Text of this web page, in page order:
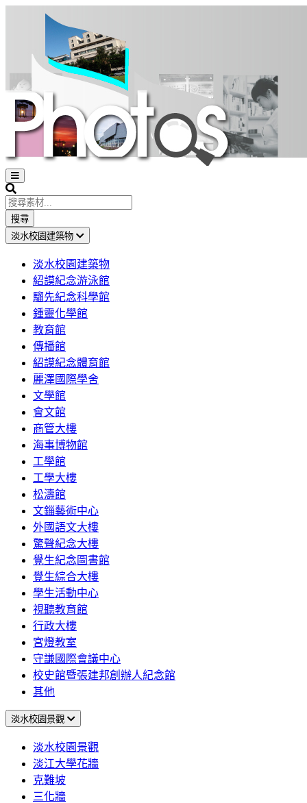
Open
sidebar
Search
搜尋
淡水校園建築物
淡水校園建築物
紹謨紀念游泳館
騮先紀念科學館
鍾靈化學館
教育館
傳播館
紹謨紀念體育館
麗澤國際學舍
文學館
會文館
商管大樓
海事博物館
工學館
工學大樓
松濤館
文錙藝術中心
外國語文大樓
驚聲紀念大樓
覺生紀念圖書館
覺生綜合大樓
學生活動中心
視聽教育館
行政大樓
宮燈教室
守謙國際會議中心
校史館暨張建邦創辦人紀念館
其他
淡水校園景觀
淡水校園景觀
淡江大學花牆
克難坡
三化牆